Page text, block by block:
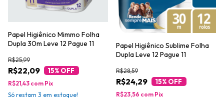
Papel Higiênico Mimmo Folha
Dupla 30m Leve 12 Pague 11
R$22,09
R$25,99
15% OFF
R$21,43 com Pix
Só restam 3 em estoque!
Papel Higiênico Sublime Folha
Dupla Leve 12 Pague 11
R$24,29
R$28,59
15% OFF
R$23,56 com Pix